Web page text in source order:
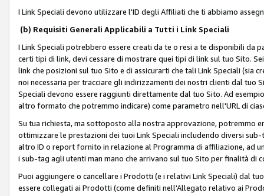
I Link Speciali devono utilizzare l'ID degli Affiliati che ti abbiamo
(b) Requisiti Generali Applicabili a Tutti i Link Speciali
I Link Speciali potrebbero essere creati da te o resi a te disponibili
certi tipi di link, devi cessare di mostrare quei tipi di link sul tuo Sito.
link che posizioni sul tuo Sito e di assicurarti che tali Link Speciali
noi necessaria per tracciare gli indirizzamenti dei nostri clienti dal tuo
Speciali devono essere raggiunti direttamente dal tuo Sito. Ad
altro formato che potremmo indicare) come parametro nell'URL di
Su tua richiesta, ma sottoposto alla nostra approvazione,
ottimizzare le prestazioni dei tuoi Link Speciali includendo diversi sub-
altro ID o report fornito in relazione al Programma di affiliazione, ad
i sub-tag agli utenti man mano che arrivano sul tuo Sito per finalità
Puoi aggiungere o cancellare i Prodotti (e i relativi Link Speciali) dal
essere collegati ai Prodotti (come definiti nell'Allegato relativo ai